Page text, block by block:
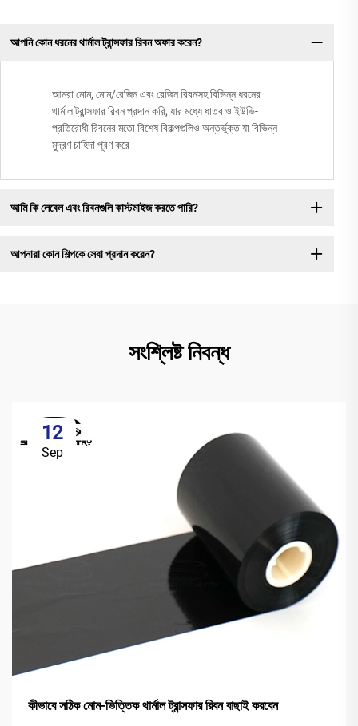
আপনি কোন ধরনের থার্মাল ট্রান্সফার রিবন অফার করেন?
আমরা মোম, মোম/রেজিন এবং রেজিন রিবনসহ বিভিন্ন ধরনের
থার্মাল ট্রান্সফার রিবন প্রদান করি, যার মধ্যে ধাতব ও ইউভি-
প্রতিরোধী রিবনের মতো বিশেষ বিকল্পগুলিও অন্তর্ভুক্ত যা বিভিন্ন
মুদ্রণ চাহিদা পূরণ করে
আমি কি লেবেল এবং রিবনগুলি কাস্টমাইজ করতে পারি?
আপনারা কোন শিল্পকে সেবা প্রদান করেন?
সংশ্লিষ্ট নিবন্ধ
12
Sep
কীভাবে সঠিক মোম-ভিত্তিক থার্মাল ট্রান্সফার রিবন বাছাই করবেন